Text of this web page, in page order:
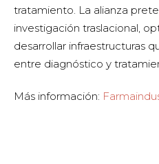
tratamiento. La alianza
investigación traslacional,
desarrollar infraestructuras
entre diagnóstico y
Más información: